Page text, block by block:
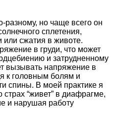
разному, но чаще всего он
сплетения,
сжатия в животе.
в груди, что может
и затрудненному
вызывать напряжение в
к головным болям и
спины. В моей практике я
страх “живет” в диафрагме,
и нарушая работу